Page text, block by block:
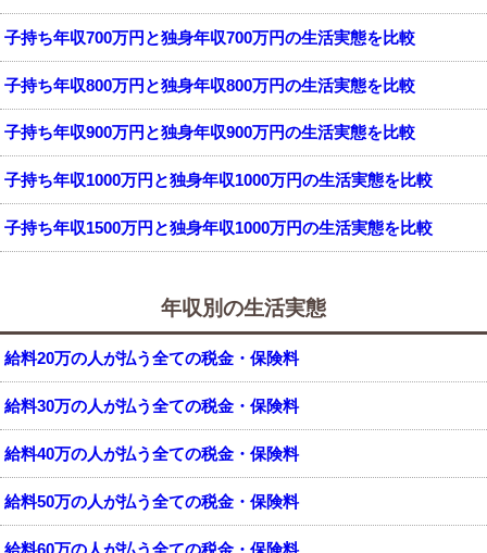
子持ち年収700万円と独身年収700万円の生活実態を比較
子持ち年収800万円と独身年収800万円の生活実態を比較
子持ち年収900万円と独身年収900万円の生活実態を比較
子持ち年収1000万円と独身年収1000万円の生活実態を比較
子持ち年収1500万円と独身年収1000万円の生活実態を比較
年収別の生活実態
給料20万の人が払う全ての税金・保険料
給料30万の人が払う全ての税金・保険料
給料40万の人が払う全ての税金・保険料
給料50万の人が払う全ての税金・保険料
給料60万の人が払う全ての税金・保険料